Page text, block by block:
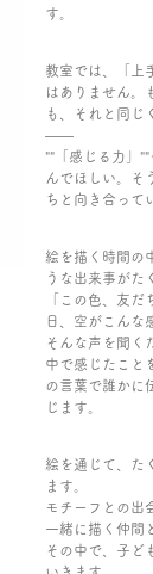
す。
教室では、「上
はありません。
も、それと同じ
――
""「感じる力」
んでほしい。そ
ちと向き合って
絵を描く時間の
うな出来事がた
「この色、友だ
日、空がこんな
そんな声を聞く
中で感じたこと
の言葉で誰かに
じます。
絵を通じて、た
ます。
モチーフとの出
一緒に描く仲間
その中で、子ど